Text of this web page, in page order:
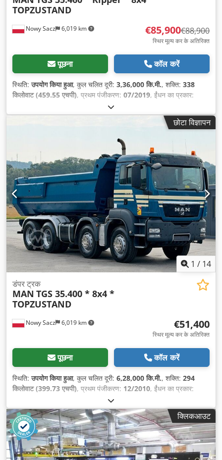
Nowy Sacz 6,019 km
TOPZUSTAND
€85,900€88,900
स्थिर मूल्य कर के अतिरिक्त
पूछना कॉल करें
स्थिति:उपयोग किया हुआ, कुल चलित दूरी: 3,36,000 कि.मी., शक्ति: 338
किलोवाट (459.55 एचपी), प्रथम पंजीकरण: 07/2019, ईंधन का प्रकार:
, धुरा विन्यास:
धूसर, गियरिंग प्रकार:स्वचालित, निर्माण वर्ष:2019, उपकरण:एबीएस, क्रेन,
छोटा विज्ञापन
1 / 14
Nowy Sacz 6,019 km
डंपर ट्रक
MAN TGS 35.400 * 8x4 *
TOPZUSTAND
€51,400
स्थिर मूल्य कर के अतिरिक्त
पूछना कॉल करें
स्थिति:उपयोग किया हुआ, कुल चलित दूरी: 6,28,000 कि.मी., शक्ति: 294
किलोवाट (399.73 एचपी), प्रथम पंजीकरण: 12/2010, ईंधन का प्रकार:
, धुरा विन्यास:
नीला, गियरिंग प्रकार:यांत्रिक, निर्माण वर्ष:2010, उपकरण:एबीएस, एयर
कंडीशनिंग, क्लिकआउट